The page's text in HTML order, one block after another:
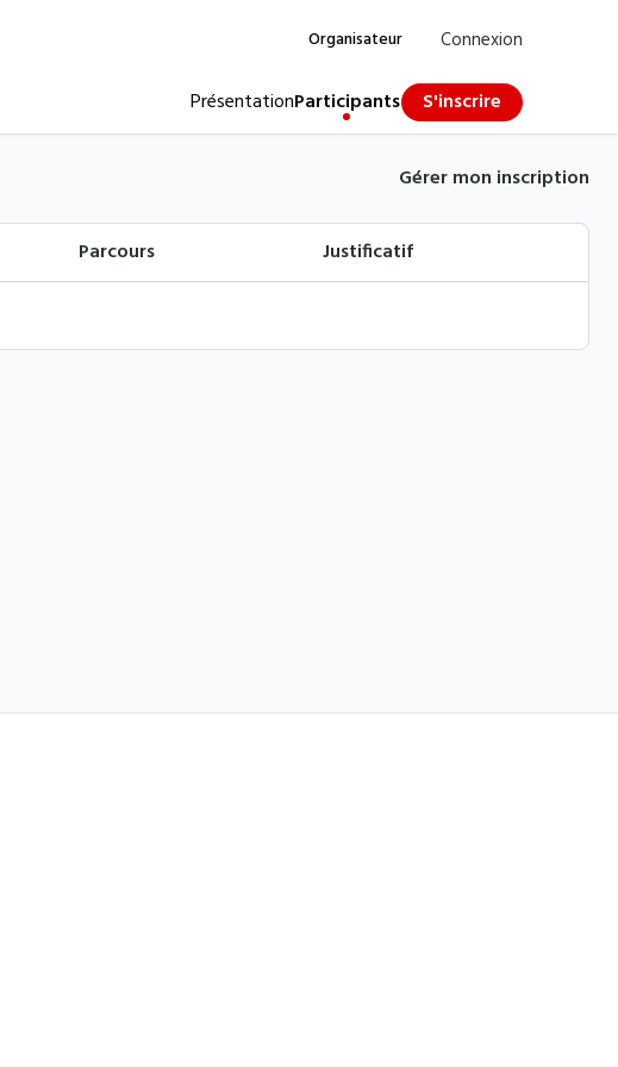
Organisateur Connexion
PrésentationParticipants S'inscrire
Gérer mon inscription
Parcours Justificatif